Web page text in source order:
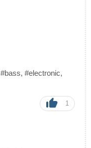
#bass, #electronic,
1